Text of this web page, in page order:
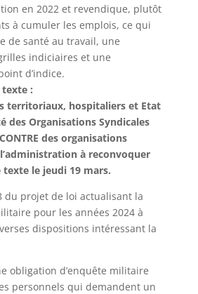
en 2022 et revendique, plutôt
à cumuler les emplois, ce qui
de santé au travail, une
indiciaires et une
d’indice.
:
territoriaux, hospitaliers et Etat
des Organisations Syndicales
des organisations
à reconvoquer
texte le jeudi 19 mars.
du projet de loi actualisant la
pour les années 2024 à
dispositions intéressant la
obligation d’enquête militaire
personnels qui demandent un